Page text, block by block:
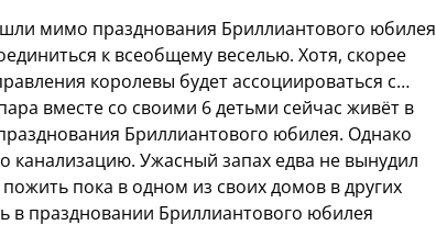
мимо празднования Бриллиантового юбилея
к всеобщему веселью. Хотя, скорее
королевы будет ассоциироваться с…
вместе со своими 6 детьми сейчас живёт в
Бриллиантового юбилея. Однако
канализацию. Ужасный запах едва не вынудил
пока в одном из своих домов в других
в праздновании Бриллиантового юбилея